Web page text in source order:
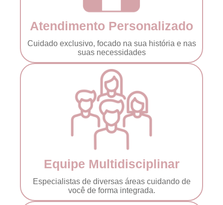
Atendimento Personalizado
Cuidado exclusivo, focado na sua história e nas
suas necessidades
Equipe Multidisciplinar
Especialistas de diversas áreas cuidando de
você de forma integrada.